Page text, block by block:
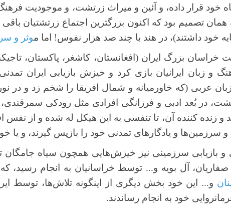
خود قرار داده، و آئین و میراث زرتشت، و موجودیت
تصمیم بود که اکنون بزرگترین اجتماع زرتشتیان
خود داشتند)، در هند با چند صد هزار نفوس! اما موثر و
خراسان بزرگ ایران (افغانستان، کاشغر، پاکستان،
و زبان ایرانیان بازی کرد و خیزش بازیابی ایران
عربی (که خاورمیانه و شمال افریقا را شخم زد و در
در بُعد ادبی و فرزانگی افرادی مثل رودکی سمرقندی،
زنده کننده آن، تا تنفسی به این هیکل له شده و از نفس
سرزمین‌ها و یادگارهای تمدنی خود را بازپس گیرند، و یا خود
و بازیابی سرزمینی نیز خیزش‌هایی همچون سیاه
آل بویه و... توسط خراسانیان به انجام رسید،
و... این خود بخش دیگری از اینگونه تلاش‌ها، توسط
خود به انجام رساندند.